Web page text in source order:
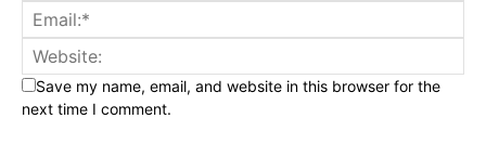
Save my name, email, and website in this browser for the
next time I comment.